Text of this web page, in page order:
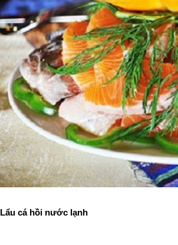
Lẩu cá hồi nước lạnh